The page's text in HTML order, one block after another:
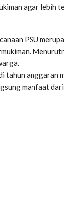
agar lebih
PSU
tahun anggaran
manfaat